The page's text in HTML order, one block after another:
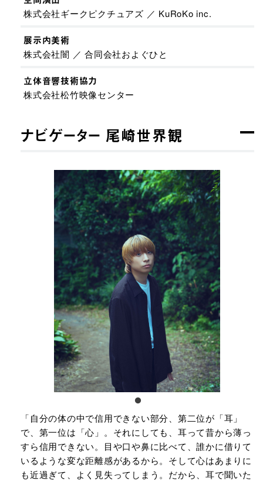
株式会社ギークピクチュアズ ／ KuRoKo inc.
展示内美術
株式会社闇 ／ 合同会社およぐひと
立体音響技術協力
株式会社松竹映像センター
ナビゲーター 尾崎世界観
「自分の体の中で信用できない部分、第二位が「耳」
で、第一位は「心」。それにしても、耳って昔から薄っ
すら信用できない。目や口や鼻に比べて、誰かに借りて
いるような変な距離感があるから。そして心はあまりに
も近過ぎて、よく見失ってしまう。だから、耳で聞いた